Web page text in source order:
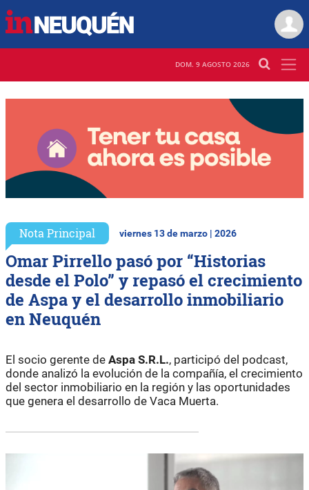
DOM. 9 AGOSTO 2026
Nota Principal viernes 13 de marzo | 2026
Omar Pirrello pasó por “Historias
desde el Polo” y repasó el crecimiento
de Aspa y el desarrollo inmobiliario
en Neuquén
El socio gerente de Aspa S.R.L., participó del podcast,
donde analizó la evolución de la compañía, el crecimiento
del sector inmobiliario en la región y las oportunidades
que genera el desarrollo de Vaca Muerta.